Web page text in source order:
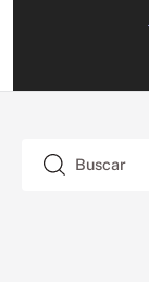
Buscar